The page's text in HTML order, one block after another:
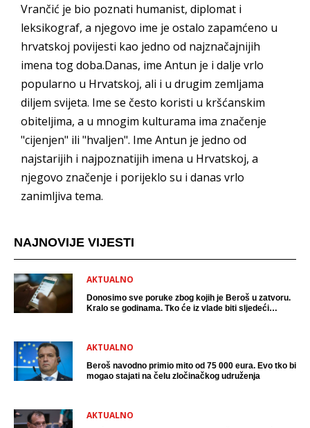
Vrančić je bio poznati humanist, diplomat i
leksikograf, a njegovo ime je ostalo zapamćeno u
hrvatskoj povijesti kao jedno od najznačajnijih
imena tog doba.Danas, ime Antun je i dalje vrlo
popularno u Hrvatskoj, ali i u drugim zemljama
diljem svijeta. Ime se često koristi u kršćanskim
obiteljima, a u mnogim kulturama ima značenje
"cijenjen" ili "hvaljen". Ime Antun je jedno od
najstarijih i najpoznatijih imena u Hrvatskoj, a
njegovo značenje i porijeklo su i danas vrlo
zanimljiva tema.
NAJNOVIJE VIJESTI
AKTUALNO
Donosimo sve poruke zbog kojih je Beroš u zatvoru.
Kralo se godinama. Tko će iz vlade biti sljedeći
AKTUALNO
Beroš navodno primio mito od 75 000 eura. Evo tko bi
mogao stajati na čelu zločinačkog udruženja
AKTUALNO